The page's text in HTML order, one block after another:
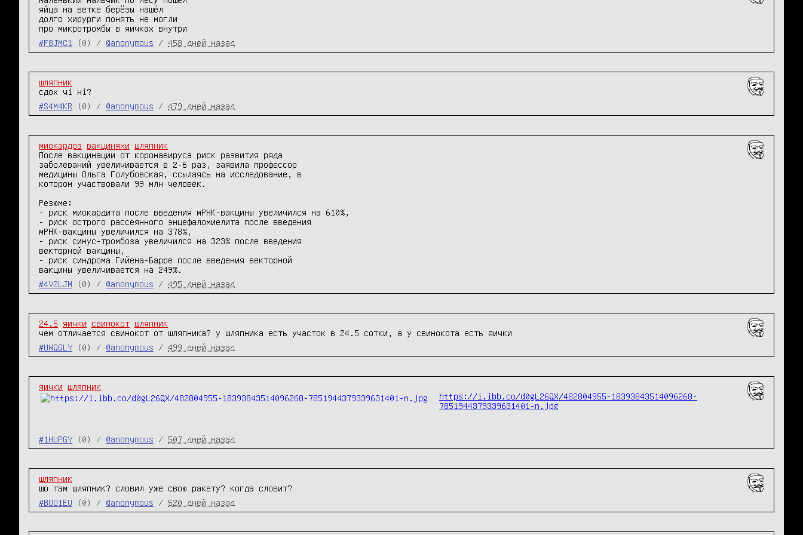
яйца на ветке берёзы нашёл
долго хирурги понять не могли
про микротромбы в яичках внутри
#F8JMC1
(0) / @anonymous / 458 дней назад
шляпник
сдох чi нi?
#S4M4KR
(0) / @anonymous / 479 дней назад
миокардоз вакциняхи
шляпник
После вакцинации от коронавируса риск развития ряда
заболеваний увеличивается в 2-6 раз, заявила профессор
медицины Ольга Голубовская, ссылаясь на исследование, в
котором участвовали 99 млн человек.
Резюме:
- риск миокардита после введения мРНК-вакцины увеличился на 610%,
- риск острого рассеянного энцефаломиелита после введения
мРНК-вакцины увеличился на 378%,
- риск синус-тромбоза увеличился на 323% после введения
векторной вакцины,
- риск синдрома Гийена-Барре после введения векторной
вакцины увеличивается на 249%.
#4V2LJM
(0) / @anonymous / 495 дней назад
24.5 яички свинокот шляпник
чем отличается свинокот от шляпника? у шляпника есть участок в 24.5 сотки, а у свинокота есть яички
#UWQGLY
(0) / @anonymous / 499 дней назад
яички
шляпник
https://i.ibb.co/d0gL26QX/482804955-18393843514096268-
7851944379339631401-n.jpg
#1HUPGY (0) / @anonymous / 507 дней назад
шляпник
шо там шляпник? словил уже свою ракету? когда словит?
#BOO1EU
(0) / @anonymous / 520 дней назад